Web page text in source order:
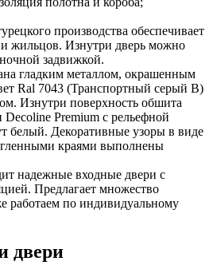
производства обеспечивает
и жильцов. Изнутри дверь можно
задвижкой.
гладким металлом, окрашенным
Ral 7043 (Транспортный серый В)
Изнутри поверхность обшита
Premium с рельефной
белый. Декоративные узоры в виде
краями выполнены
надежные входные двери с
Предлагает множество
работаем по индивидуальному
двери